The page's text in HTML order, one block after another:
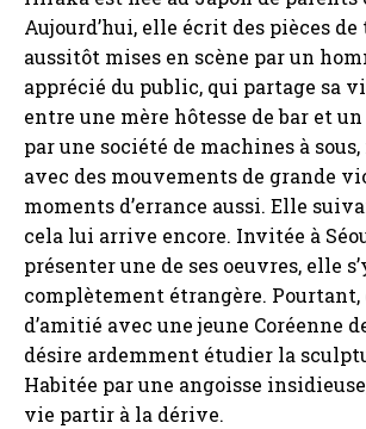
Aujourd’hui, elle écrit des pièces
aussitôt mises en scène par un
apprécié du public, qui partage sa
entre une mère hôtesse de bar et
par une société de machines à
avec des mouvements de grande
moments d’errance aussi. Elle
cela lui arrive encore. Invitée à
présenter une de ses oeuvres, elle
complètement étrangère. Pourtant,
d’amitié avec une jeune Coréenne
désire ardemment étudier la
Habitée par une angoisse
vie partir à la dérive.